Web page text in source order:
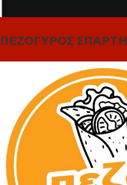
ΠΕΖΟΓΥΡΟΣ ΣΠΑΡΤΗ